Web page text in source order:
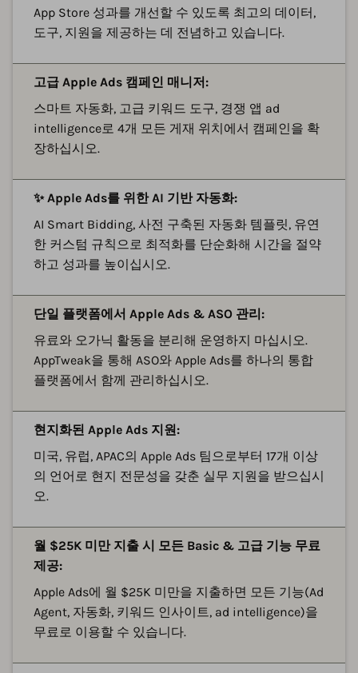
App Store 성과를 개선할 수 있도록 최고의 데이터,
도구, 지원을 제공하는 데 전념하고 있습니다.
고급 Apple Ads 캠페인 매니저:
스마트 자동화, 고급 키워드 도구, 경쟁 앱 ad
intelligence로 4개 모든 게재 위치에서 캠페인을 확
장하십시오.
✨ Apple Ads를 위한 AI 기반 자동화:
AI Smart Bidding, 사전 구축된 자동화 템플릿, 유연
한 커스텀 규칙으로 최적화를 단순화해 시간을 절약
하고 성과를 높이십시오.
단일 플랫폼에서 Apple Ads & ASO 관리:
유료와 오가닉 활동을 분리해 운영하지 마십시오.
AppTweak을 통해 ASO와 Apple Ads를 하나의 통합
플랫폼에서 함께 관리하십시오.
현지화된 Apple Ads 지원:
미국, 유럽, APAC의 Apple Ads 팀으로부터 17개 이상
의 언어로 현지 전문성을 갖춘 실무 지원을 받으십시
오.
월 $25K 미만 지출 시 모든 Basic & 고급 기능 무료
제공:
Apple Ads에 월 $25K 미만을 지출하면 모든 기능(Ad
Agent, 자동화, 키워드 인사이트, ad intelligence)을
무료로 이용할 수 있습니다.